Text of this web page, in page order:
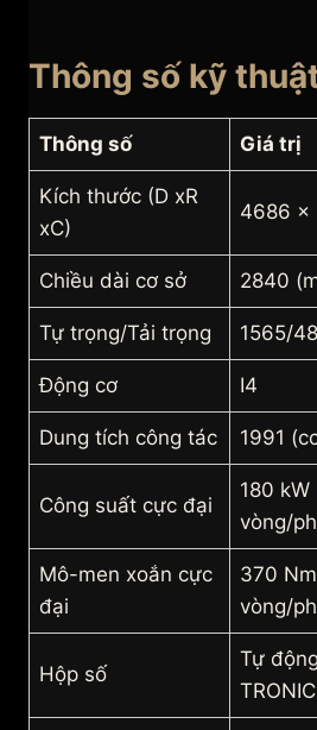
Thông số kỹ
Thông số Giá trị
Kích thước (D xR
xC)
4686 x
Chiều dài cơ sở 2840
Tự trọng/Tải trọng 1565/
Động cơ I4
Dung tích công tác 1991
Công suất cực đại
180
vòng/
Mô-men xoắn cực
đại
370
vòng/
Hộp số
Tự